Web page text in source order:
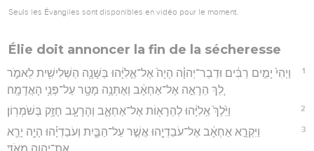
Seuls les Évangiles sont disponibles en vidéo pour le moment.
Élie doit annoncer la fin de la sécheresse
1
וַיְהִי֙ יָמִ֣ים רַבִּ֔ים וּדְבַר־יְהוָ֗ה הָיָה֙ אֶל־אֵ֣לִיָּ֔הוּ בַּשָּׁנָ֥ה הַשְּׁלִישִׁ֖ית לֵאמֹ֑ר
לֵ֚ךְ הֵרָאֵ֣ה אֶל־אַחְאָ֔ב וְאֶתְּנָ֥ה מָטָ֖ר עַל־פְּנֵ֥י הָאֲדָמָֽה׃
2 וַיֵּ֙לֶךְ֙ אֵֽלִיָּ֔הוּ לְהֵרָא֖וֹת אֶל־אַחְאָ֑ב וְהָרָעָ֖ב חָזָ֥ק בְּשֹׁמְרֽוֹן׃
3
וַיִּקְרָ֣א אַחְאָ֔ב אֶל־עֹבַדְיָ֖הוּ אֲשֶׁ֣ר עַל־הַבָּ֑יִת וְעֹבַדְיָ֗הוּ הָיָ֥ה יָרֵ֛א
אֶת־יְהוָ֖ה מְאֹֽד׃